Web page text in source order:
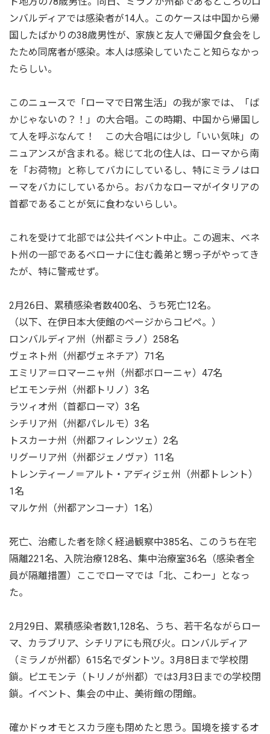
ンバルディアでは感染者が14人。このケースは中国から帰
国したばかりの38歳男性が、家族と友人で帰国夕食会をし
たため同席者が感染。本人は感染していたこと知らなかっ
たらしい。
このニュースで「ローマで日常生活」の我が家では、「ば
かじゃないの？！」の大合唱。この時期、中国から帰国し
て人を呼ぶなんて！ この大合唱には少し「いい気味」の
ニュアンスが含まれる。総じて北の住人は、ローマから南
を「お荷物」と称してバカにしているし、特にミラノはロ
ーマをバカにしているから。おバカなローマがイタリアの
首都であることが気に食わないらしい。
これを受けて北部では公共イベント中止。この週末、ベネ
ト州の一部であるベローナに住む義弟と甥っ子がやってき
たが、特に警戒せず。
2月26日、累積感染者数400名、うち死亡12名。
（以下、在伊日本大使館のページからコピペ。）
ロンバルディア州（州都ミラノ）258名
ヴェネト州（州都ヴェネチア）71名
エミリア＝ロマーニャ州（州都ボローニャ）47名
ピエモンテ州（州都トリノ）3名
ラツィオ州（首都ローマ）3名
シチリア州（州都パレルモ）3名
トスカーナ州（州都フィレンツェ）2名
リグーリア州（州都ジェノヴァ）11名
トレンティーノ＝アルト・アディジェ州（州都トレント）
1名
マルケ州（州都アンコーナ）1名）
死亡、治癒した者を除く経過観察中385名、このうち在宅
隔離221名、入院治療128名、集中治療室36名（感染者全
員が隔離措置）ここでローマでは「北、こわー」となっ
た。
2月29日、累積感染者数1,128名、うち、若干名ながらロー
マ、カラブリア、シチリアにも飛び火。ロンバルディア
（ミラノが州都）615名でダントツ。3月8日まで学校閉
鎖。ピエモンテ（トリノが州都）では3月3日までの学校閉
鎖。イベント、集会の中止、美術館の閉館。
確かドゥオモとスカラ座も閉めたと思う。国境を接するオ